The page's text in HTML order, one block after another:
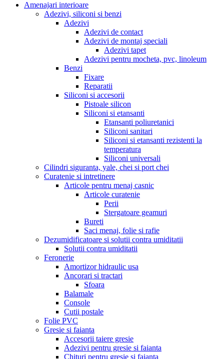
Amenajari interioare
Adezivi, siliconi si benzi
Adezivi
Adezivi de contact
Adezivi de montaj speciali
Adezivi tapet
Adezivi pentru mocheta, pvc, linoleum
Benzi
Fixare
Reparatii
Siliconi si accesorii
Pistoale silicon
Siliconi si etansanti
Etansanti poliuretanici
Siliconi sanitari
Siliconi si etansanti rezistenti la
temperatura
Siliconi universali
Cilindri siguranta, yale, chei si port chei
Curatenie si intretinere
Articole pentru menaj casnic
Articole curatenie
Perii
Stergatoare geamuri
Bureti
Saci menaj, folie si rafie
Dezumidificatoare si solutii contra umiditatii
Solutii contra umiditatii
Feronerie
Amortizor hidraulic usa
Ancorari si tractari
Sfoara
Balamale
Console
Cutii postale
Folie PVC
Gresie si faianta
Accesorii taiere gresie
Adezivi pentru gresie si faianta
Chituri pentru gresie si faianta